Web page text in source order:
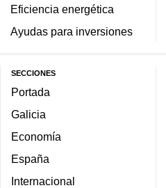
Eficiencia energética
Ayudas para inversiones
SECCIONES
Portada
Galicia
Economía
España
Internacional